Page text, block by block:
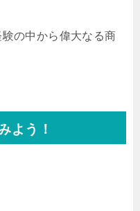
の中から偉大なる商
よう！